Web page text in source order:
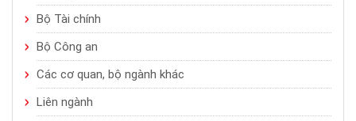
Bộ Tài chính
Bộ Công an
Các cơ quan, bộ ngành khác
Liên ngành